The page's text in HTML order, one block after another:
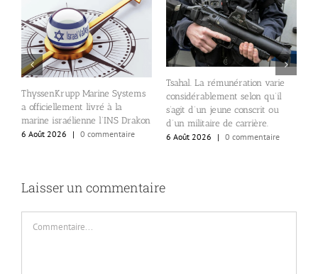
ThyssenKrupp Marine Systems
a officiellement livré à la
marine israélienne l’INS Drakon
6 Août 2026
| 0 commentaire
Tsahal. La rémunération varie
considérablement selon qu’il
s’agit d’un jeune conscrit ou
d’un militaire de carrière.
6 Août 2026
| 0 commentaire
Laisser un commentaire